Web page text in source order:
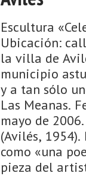
Escultura
Ubicación:
la villa de
municipio
y a tan sólo
Las Meanas.
mayo de
(Avilés,
como «una
pieza del